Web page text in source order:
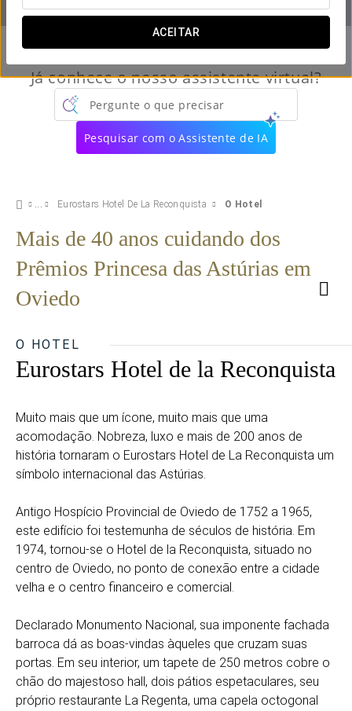
ACEITAR
Já conhece o nosso assistente virtual?
Pergunte o que precisar
Pesquisar com o Assistente de IA
Eurostars Hotel De La Reconquista O Hotel
Mais de 40 anos cuidando dos
Prêmios Princesa das Astúrias em
Oviedo
O HOTEL
Eurostars Hotel de la Reconquista
Muito mais que um ícone, muito mais que uma
acomodação. Nobreza, luxo e mais de 200 anos de
história tornaram o Eurostars Hotel de La Reconquista um
símbolo internacional das Astúrias.
Antigo Hospício Provincial de Oviedo de 1752 a 1965,
este edifício foi testemunha de séculos de história. Em
1974, tornou-se o Hotel de la Reconquista, situado no
centro de Oviedo, no ponto de conexão entre a cidade
velha e o centro financeiro e comercial.
Declarado Monumento Nacional, sua imponente fachada
barroca dá as boas-vindas àqueles que cruzam suas
portas. Em seu interior, um tapete de 250 metros cobre o
chão do majestoso hall, dois pátios espetaculares, seu
próprio restaurante La Regenta, uma capela octogonal